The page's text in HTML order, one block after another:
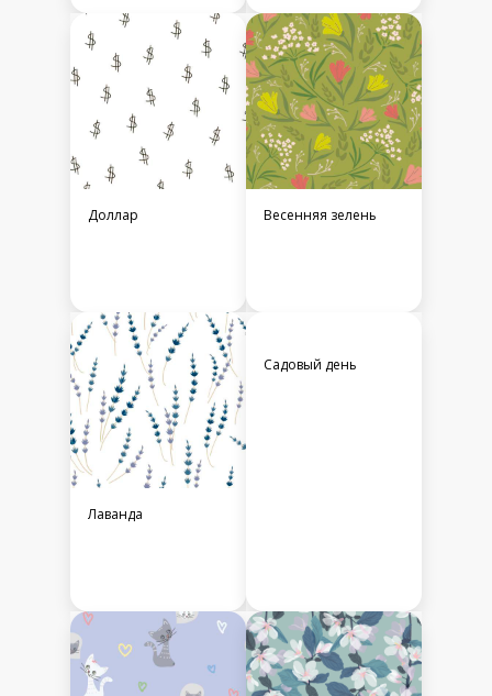
Доллар Весенняя зелень
Лаванда
Садовый день